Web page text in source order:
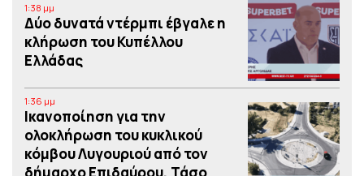
1:38 μμ
Δύο δυνατά ντέρμπι έβγαλε η
κλήρωση του Κυπέλλου
Ελλάδας
1:36 μμ
Iκανοποίηση για την
ολοκλήρωση του κυκλικού
κόμβου Λυγουριού από τον